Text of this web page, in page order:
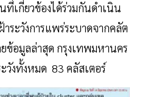
เกี่ยวข้องได้ร่วมกันดำเนิน
ระวังการแพร่ระบาดจากคลัต
ยข้อมูลล่าสุด กรุงเทพมหานคร
วังทั้งหมด 83 คลัสเตอร์